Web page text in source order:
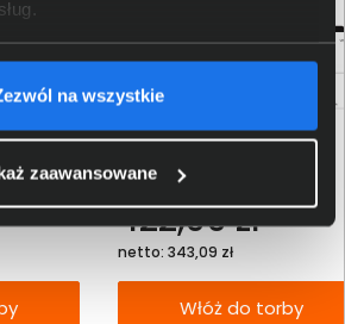
na wszystkie
zaawansowaneToner HP 415A czarny W2030A
422,00 zł
netto: 343,09 zł
Włóż do torby